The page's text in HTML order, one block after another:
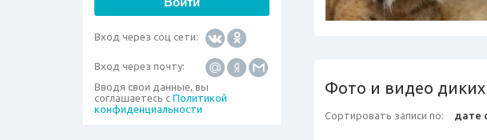
Вход через соц сети:
Вход через почту:
Вводя свои данные, вы
соглашаетесь с Политикой
конфиденциальности
Фото и видео
Сортировать записи по: дате